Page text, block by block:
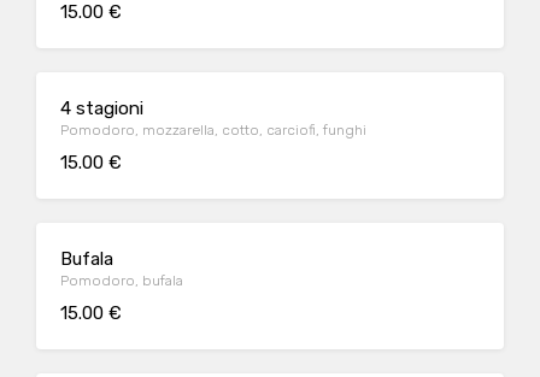
15.00 €
4 stagioni
Pomodoro, mozzarella, cotto, carciofi, funghi
15.00 €
Bufala
Pomodoro, bufala
15.00 €